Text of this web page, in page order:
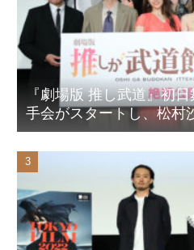
『劇場版 推し武道』初
手会がスタートし、松村
ピール！？